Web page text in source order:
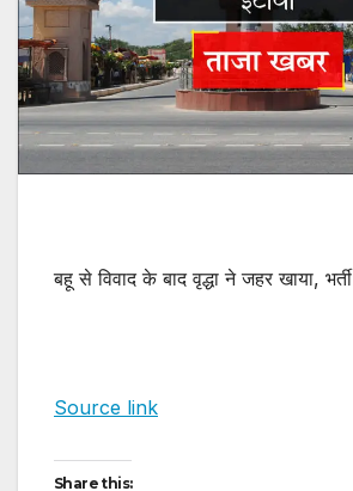
बहू से विवाद के बाद वृद्धा ने जहर खाया, भर्ती
Source link
Share this: